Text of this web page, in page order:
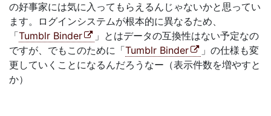
の好事家には気に入ってもらえるんじゃないかと思ってい
ます。ログインシステムが根本的に異なるため、
「Tumblr Binder
」とはデータの互換性はない予定なの
ですが、でもこのために「Tumblr Binder
」の仕様も変
更していくことになるんだろうなー（表示件数を増やすと
か）